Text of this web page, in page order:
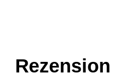
Rezension